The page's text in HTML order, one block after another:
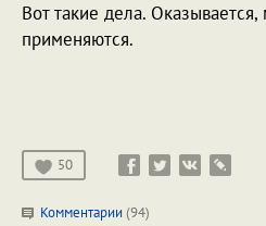
Вот такие дела.
применяются.
50
Комментарии (94)